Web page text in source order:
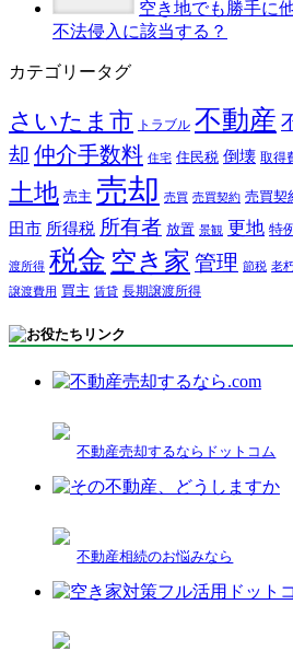
空き地でも勝手に
不法侵入に該当する？
カテゴリータグ
さいたま市 トラブル 不動産
却 仲介手数料 住宅 住民税 倒壊 取得
土地 売主 売却 売買 売買契約 売買契
田市 所得税 所有者 放置 景観 更地 特例
渡所得 税金 空き家 管理 節税 老
譲渡費用 買主 賃貸 長期譲渡所得
不動産売却するならドットコム
不動産相続のお悩みなら